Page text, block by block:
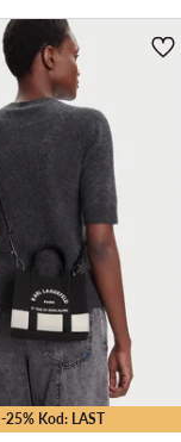
25% Kod: LAST